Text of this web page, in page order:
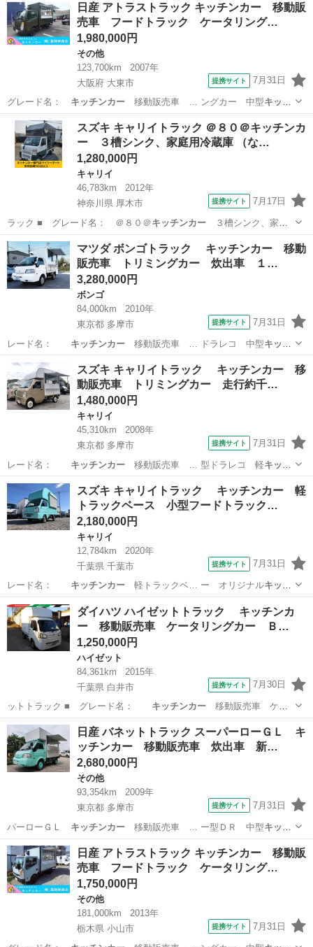
日産 アトラストラック キッチンカー 移動販
売車 フードトラック ケータリング…
1,980,000円
その他
123,700km
2007年
大阪府 大東市
提携サイト 7月31日
グレード名： キッチンカー移動販売車 … ングカー 中型キッチ
ンカー中型移動販売…
大阪 大東市 その他
スズキ キャリイトラック ＠８０＠キッチンカ
ー ３槽シンク、家庭用冷蔵庫 （な…
1,280,000円
キャリイ
46,783km
2012年
神奈川県 厚木市
提携サイト 7月17日
ラック ■ グレード名： ＠８０＠キッチンカー３槽シンク、家庭
用冷蔵庫 ■ 排…
神奈川 厚木市 キャリイ
マツダ ボンゴトラック キッチンカー 移動
販売車 トリミングカー 炊出車 １…
3,280,000円
ボンゴ
84,000km
2010年
東京都 多摩市
提携サイト 7月31日
レード名： キッチンカー移動販売車 … ドラレコ 中型キッチ
ンカー■ 排気量：…
東京 多摩市 ボンゴ
スズキ キャリイトラック キッチンカー 移
動販売車 トリミングカー 走行約千…
1,480,000円
キャリイ
45,310km
2008年
東京都 多摩市
提携サイト 7月31日
レード名： キッチンカー移動販売車 … 型ドラレコ 軽キッチ
ンカー■ 排気量：…
東京 多摩市 キャリイ
スズキ キャリイトラック キッチンカー 軽
トラックベース 小型フードトラック…
2,180,000円
キャリイ
12,784km
2020年
千葉県 千葉市
提携サイト 7月31日
レード名： キッチンカー軽トラックベ… ー オリジナルキッチ
ンカー小型移動販売… ック カスタムキッチンカー移動販売車
… 小型 キッチンカーフードトラッ…
千葉 千葉市 キャリイ
ダイハツ ハイゼットトラック キッチンカ
ー 移動販売車 ケータリングカー Ｂ…
1,250,000円
ハイゼット
84,361km
2015年
千葉県 白井市
提携サイト 7月30日
ットトラック ■ グレード名： キッチンカー移動販売車 ケー
タリングカー Ｂ…
千葉 白井市 ハイゼット
日産 バネットトラック スーパーローＧＬ キ
ッチンカー 移動販売車 炊出車 新…
2,680,000円
その他
93,354km
2009年
東京都 多摩市
提携サイト 7月31日
パーローＧＬ キッチンカー移動販売車 … ー型ＤＲ 中型キッチ
ンカー■ 排気量：…
東京 多摩市 その他
日産 アトラストラック キッチンカー 移動販
売車 フードトラック ケータリング…
1,750,000円
その他
181,000km
2013年
栃木県 小山市
提携サイト 7月31日